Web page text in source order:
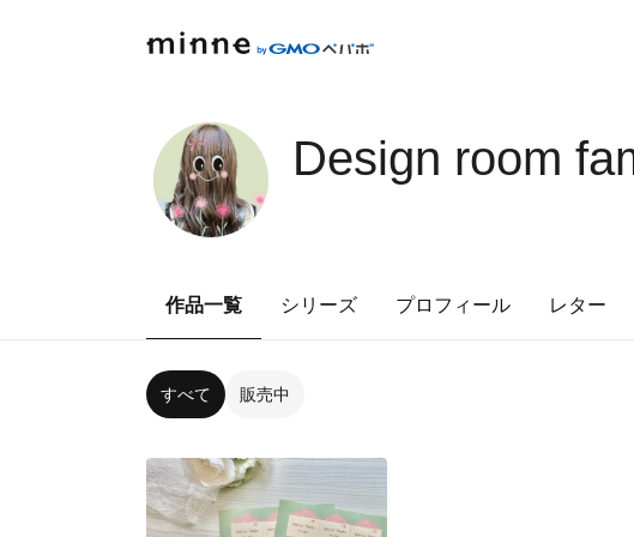
Design room
作品一覧 シリーズ プロフィール レター
すべて 販売中